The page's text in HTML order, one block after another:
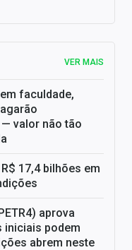
VER MAIS
faculdade,
— valor não tão
17,4 bilhões em
aprova
iniciais podem
abrem neste